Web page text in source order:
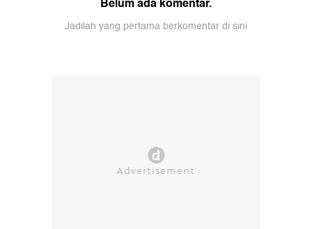
Jadilah yang pertama berkomentar di sini